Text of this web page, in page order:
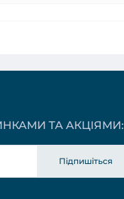
ТА АКЦІЯМИ:
Підпишіться